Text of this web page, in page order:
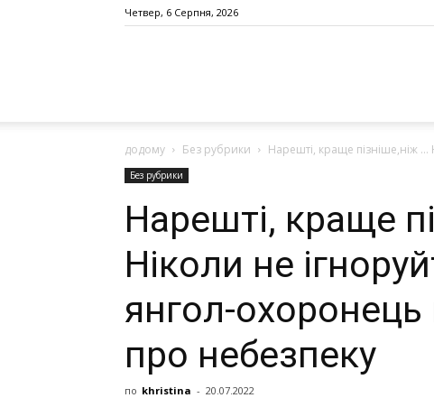
Четвер, 6 Серпня, 2026
додому Без рубрики Нарешті, краще пізніше,ніж …
Без рубрики
Нарешті, краще
Ніколи не
янгол-
про небезпеку
по khristina - 20.07.2022